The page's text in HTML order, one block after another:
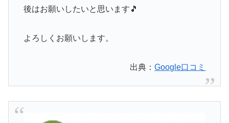
後はお願いしたいと思います🎵
よろしくお願いします。
出典：Google口コミ